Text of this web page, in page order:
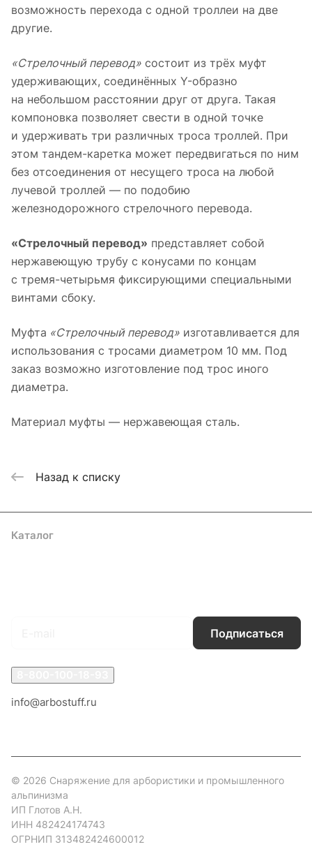
возможность перехода с одной троллеи на две
другие.
«Стрелочный перевод» состоит из трёх муфт
удерживающих, соединённых Y-образно
на небольшом расстоянии друг от друга. Такая
компоновка позволяет свести в одной точке
и удерживать три различных троса троллей. При
этом тандем-каретка может передвигаться по ним
без отсоединения от несущего троса на любой
лучевой троллей — по подобию
железнодорожного стрелочного перевода.
«Стрелочный перевод» представляет собой
нержавеющую трубу с конусами по концам
с тремя-четырьмя фиксирующими специальными
винтами сбоку.
Муфта «Стрелочный перевод» изготавливается для
использования с тросами диаметром 10 мм. Под
заказ возможно изготовление под трос иного
диаметра.
Материал муфты — нержавеющая сталь.
Назад к списку
Каталог
Подписаться
info@arbostuff.ru
© 2026 Снаряжение для арбористики и промышленного
альпинизма
ИП Глотов А.Н.
ИНН 482424174743
ОГРНИП 313482424600012